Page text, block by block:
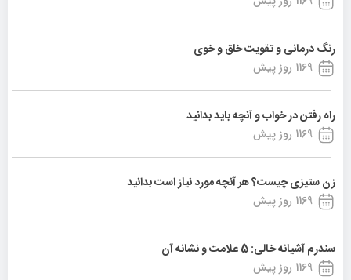
رنگ درمانی و تقویت خلق و خوی
1169 روز پیش
راه رفتن در خواب و آنچه باید بدانید
1169 روز پیش
زن ستیزی چیست؟ هر آنچه مورد نیاز است بدانید
1169 روز پیش
سندرم آشیانه خالی: 5 علامت و نشانه آن
1169 روز پیش